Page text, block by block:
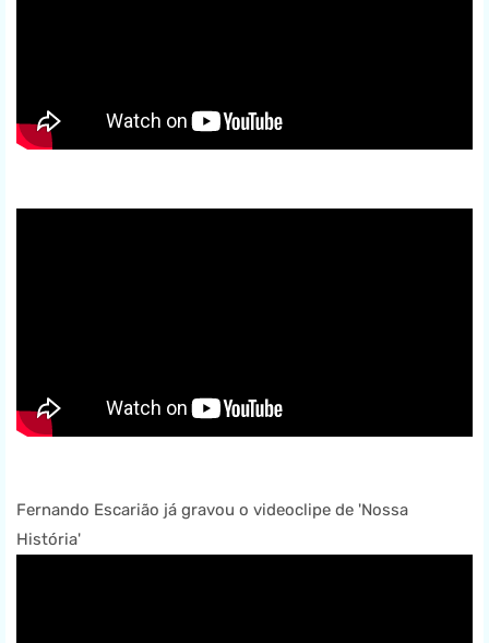
Fernando Escarião já gravou o videoclipe de 'Nossa
História'